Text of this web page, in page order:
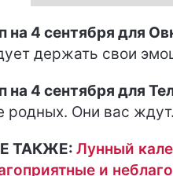
на 4 сентября для
держать свои
на 4 сентября для
родных. Они вас ждут.
ТАКЖЕ: Лунный
и